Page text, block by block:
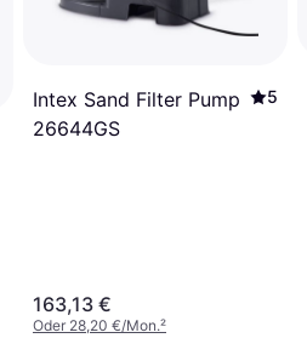
Intex Sand Filter Pump
26644GS
5
163,13 €
Oder 28,20 €/Mon.²